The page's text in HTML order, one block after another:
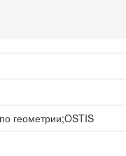
геометрии;OSTIS